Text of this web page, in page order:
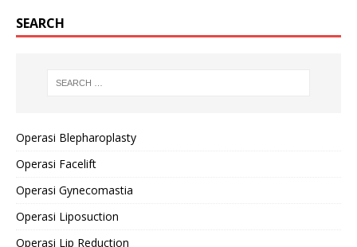
SEARCH
Operasi Blepharoplasty
Operasi Facelift
Operasi Gynecomastia
Operasi Liposuction
Operasi Lip Reduction